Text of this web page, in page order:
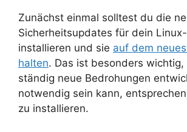
Zunächst einmal solltest du die
Sicherheitsupdates für dein
installieren und sie auf dem
halten. Das ist besonders wichtig,
ständig neue Bedrohungen
notwendig sein kann,
zu installieren.